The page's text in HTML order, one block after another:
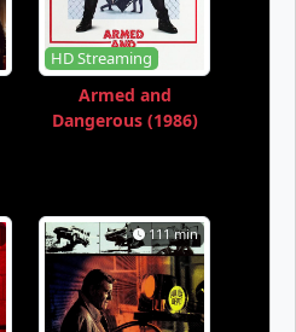
HD Streaming
Armed and
Dangerous (1986)
111 min